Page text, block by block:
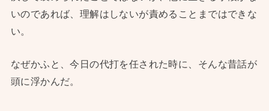
いのであれば、理解はしないが責めることまではできな
い。
なぜかふと、今日の代打を任された時に、そんな昔話が
頭に浮かんだ。